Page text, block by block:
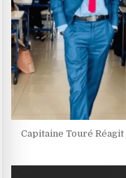
Capitaine Touré